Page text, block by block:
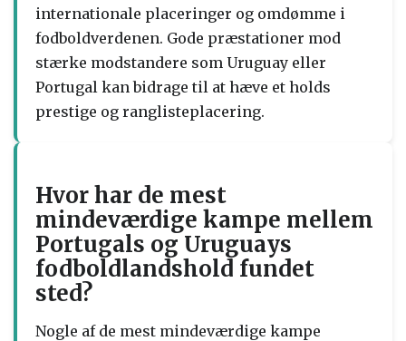
internationale placeringer og omdømme i
fodboldverdenen. Gode præstationer mod
stærke modstandere som Uruguay eller
Portugal kan bidrage til at hæve et holds
prestige og ranglisteplacering.
Hvor har de mest
mindeværdige kampe mellem
Portugals og Uruguays
fodboldlandshold fundet
sted?
Nogle af de mest mindeværdige kampe